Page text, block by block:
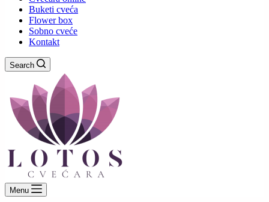
Buketi cveća
Flower box
Sobno cveće
Kontakt
Search
Menu